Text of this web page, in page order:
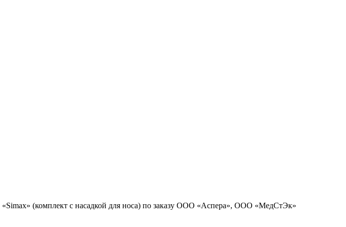
«Simax» (комплект с насадкой для носа) по заказу ООО «Аспера», ООО «МедСтЭк»